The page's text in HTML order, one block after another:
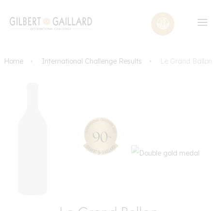
Home International Challenge Results Le Grand Ballon